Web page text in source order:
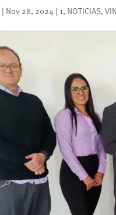
Nov 28, 2024 1, NOTICIAS,